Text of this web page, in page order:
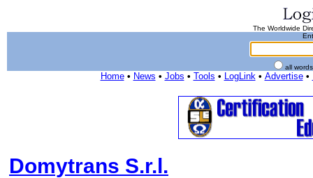
The Worldwide
all
Home• News • Jobs • Tools • LogLink• Advertise•
Domytrans S.r.l.